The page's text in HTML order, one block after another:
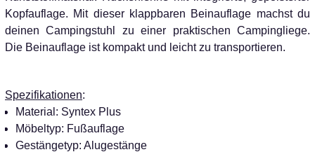
Kopfauflage. Mit dieser klappbaren Beinauflage machst du
deinen Campingstuhl zu einer praktischen Campingliege.
Die Beinauflage ist kompakt und leicht zu transportieren.
Spezifikationen:
Material: Syntex Plus
Möbeltyp: Fußauflage
Gestängetyp: Alugestänge